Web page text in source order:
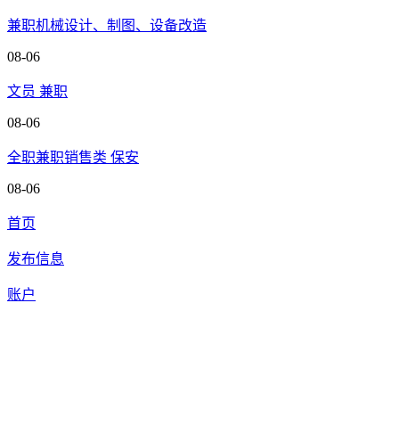
兼职机械设计、制图、设备改造
08-06
文员 兼职
08-06
全职兼职销售类 保安
08-06
首页
发布信息
账户